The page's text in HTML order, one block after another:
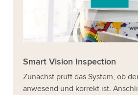
activity. Please review the
the service to watch this
Smart Vision Inspection
Zunächst prüft das System, ob
anwesend und korrekt ist.